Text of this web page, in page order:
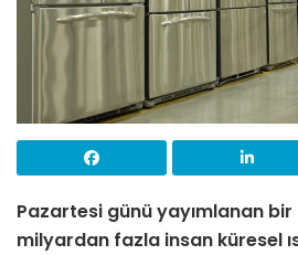
Pazartesi günü yayımlanan
milyardan fazla insan küresel